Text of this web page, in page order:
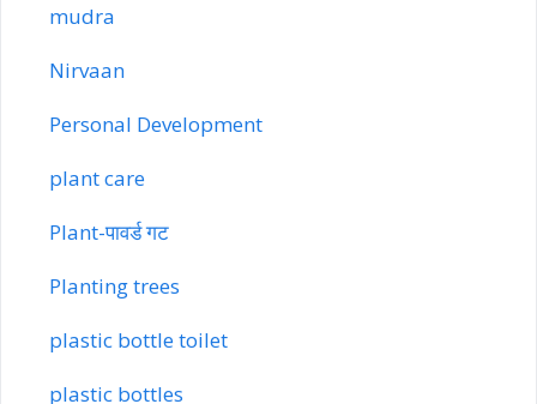
mudra
Nirvaan
Personal Development
plant care
Plant-पावर्ड गट
Planting trees
plastic bottle toilet
plastic bottles